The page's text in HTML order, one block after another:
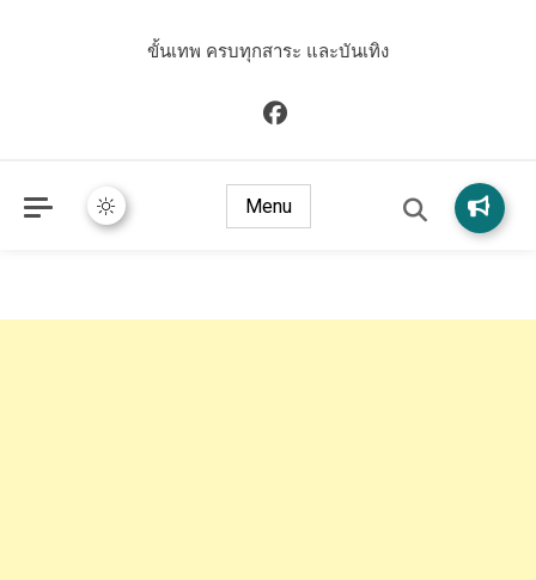
ขั้นเทพ ครบทุกสาระ และบันเทิง
Menu